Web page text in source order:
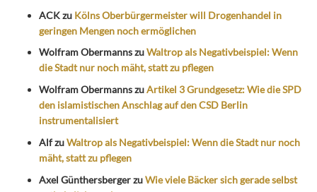
ACKzu Kölns Oberbürgermeister will Drogenhandel in
geringen Mengen noch ermöglichen
Wolfram ObermannszuWaltrop als Negativbeispiel: Wenn
die Stadt nur noch mäht, statt zu pflegen
Wolfram ObermannszuArtikel 3 Grundgesetz: Wie die SPD
den islamistischen Anschlag auf den CSD Berlin
instrumentalisiert
AlfzuWaltrop als Negativbeispiel: Wenn die Stadt nur noch
mäht, statt zu pflegen
Axel GünthersbergerzuWie viele Bäcker sich gerade selbst